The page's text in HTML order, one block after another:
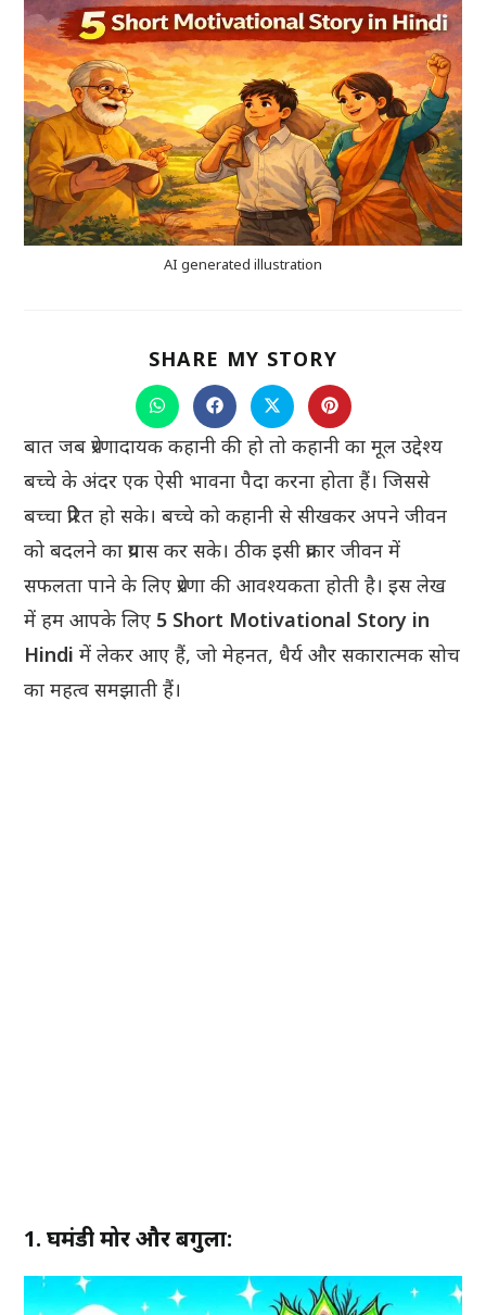
AI generated illustration
SHARE MY STORY
CONTENT
Opens
in
a
new
window
Opens
in
a
new
window
Opens
in
a
new
window
Opens
in
a
new
window
बात जब प्रेरणादायक कहानी की हो तो कहानी का मूल उद्देश्य
बच्चे के अंदर एक ऐसी भावना पैदा करना होता हैं। जिससे
बच्चा प्रेरित हो सके। बच्चे को कहानी से सीखकर अपने जीवन
को बदलने का प्रयास कर सके। ठीक इसी प्रकार जीवन में
सफलता पाने के लिए प्रेरणा की आवश्यकता होती है। इस लेख
में हम आपके लिए 5 Short Motivational Story in
Hindi में लेकर आए हैं, जो मेहनत, धैर्य और सकारात्मक सोच
का महत्व समझाती हैं।
1. घमंडी मोर और बगुला: